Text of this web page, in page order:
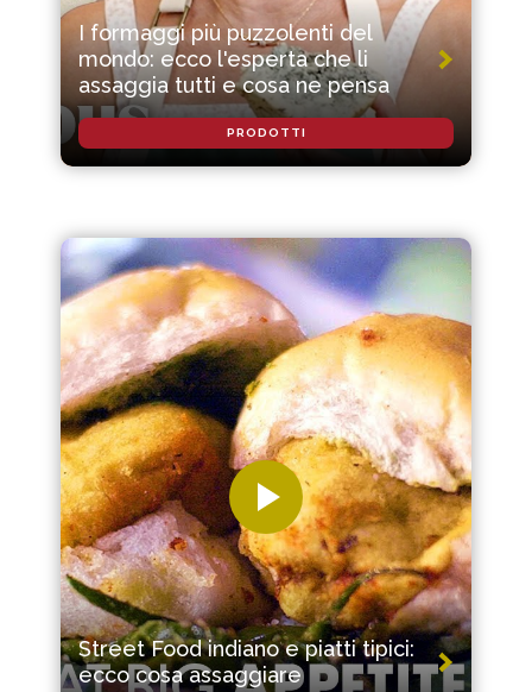
I formaggi più puzzolenti del
mondo: ecco l'esperta che li
assaggia tutti e cosa ne pensa
PRODOTTI
Street Food indiano e piatti tipici:
ecco cosa assaggiare